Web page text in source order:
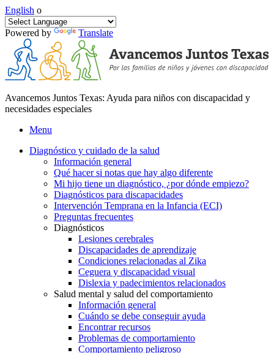
English o
Powered by Translate
Avancemos Juntos Texas: Ayuda para niños con discapacidad y
necesidades especiales
Menu
Diagnóstico y cuidado de la salud
Información general
Qué hacer si notas que hay algo diferente
Mi hijo tiene un diagnóstico, ¿por dónde empiezo?
Diagnósticos para discapacidades
Intervención Temprana en la Infancia (ECI)
Preguntas frecuentes
Diagnósticos
Lesiones cerebrales
Discapacidades de aprendizaje
Condiciones relacionadas al Zika
Ceguera y discapacidad visual
Dislexia y padecimientos relacionados
Salud mental y salud del comportamiento
Información general
Cuándo se debe conseguir ayuda
Encontrar recursos
Problemas de comportamiento
Comportamiento peligroso